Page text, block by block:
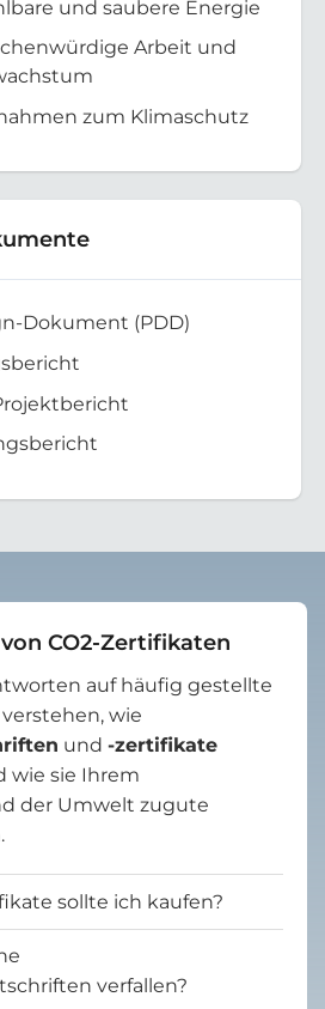
und saubere Energie
Arbeit und
zum Klimaschutz
Dokument (PDD)
CO2-Zertifikaten
auf häufig gestellte
wie
und -zertifikate
wie sie Ihrem
der Umwelt zugute
sollte ich kaufen?
verfallen?